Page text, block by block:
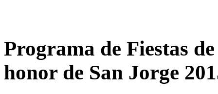
Programa de Fiestas
honor de San Jorge